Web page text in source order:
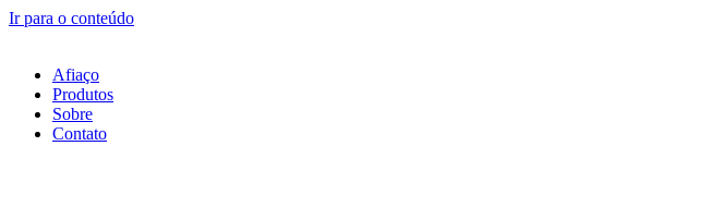
Ir para o conteúdo
Afiaço
Produtos
Sobre
Contato